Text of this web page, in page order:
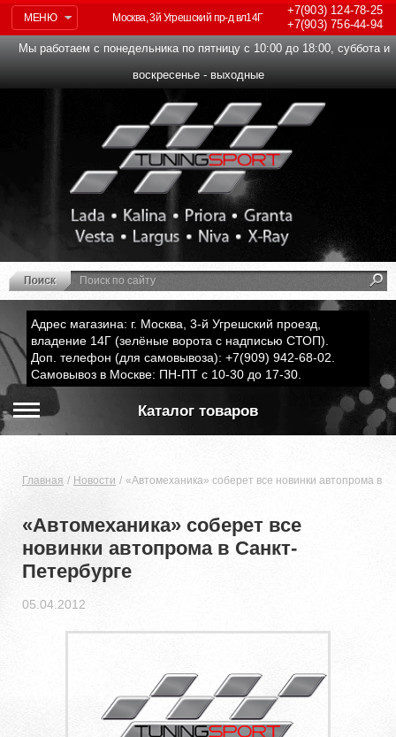
МЕНЮ
+7(903)124-78-25
+7(903)756-44-94
Москва, 3й Угрешский пр-д вл14Г
Мы работаем с понедельника по пятницу с 10:00 до 18:00, суббота и
воскресенье - выходные
Адрес магазина: г. Москва, 3-й Угрешский проезд,
владение 14Г (зелёные ворота с надписью СТОП).
Доп. телефон (для самовывоза): +7(909) 942-68-02.
Самовывоз в Москве: ПН-ПТ с 10-30 до 17-30.
Каталог товаров
Главная Новости «Автомеханика» соберет все новинки автопрома в
«Автомеханика» соберет все
новинки автопрома в Санкт-
Петербурге
05.04.2012